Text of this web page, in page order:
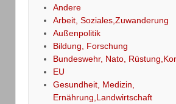
Andere
Arbeit, Soziales,Zuwanderung
Außenpolitik
Bildung, Forschung
Bundeswehr, Nato,
EU
Gesundheit, Medizin,
Ernährung,Landwirtschaft